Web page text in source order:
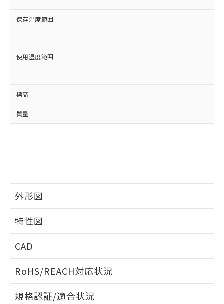
保存温度範囲
使用湿度範囲
標高
質量
外形図
外形図
特性図
電気的耐久性曲線
CAD
ドすることができます。
RoHS/REACH対応状況
規格認証/適合状況